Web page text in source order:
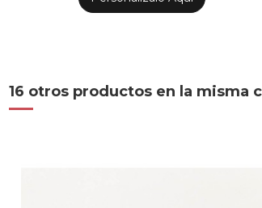
16 otros productos en la misma